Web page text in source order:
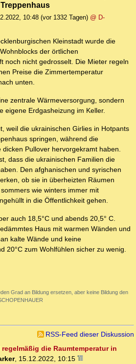
10:48 (vor 1332 Tagen) @ D-
Kleinstadt wurde die
der örtlichen
noch nicht gedrosselt. Die Mieter regeln
Preise die Zimmertemperatur
unten.
zentrale Wärmeversorgung, sondern
eigene Erdgasheizung im Keller.
weil die ukrainischen Girlies in Hotpants
springen, während die
Pullover hervorgekramt haben.
dass die ukrainischen Familien die
Den afghanischen und syrischen
ob sie in überheizten Räumen
wie winters immer mit
in die Öffentlichkeit gehen.
auch 18,5°C und abends 20,5° C.
Haus mit warmen Wänden und
kalte Wände und keine
20°C zum Wohlfühlen sicher zu wenig.
Grad an Bildung ersetzen, aber keine Bildung den
RSS-Feed dieser Diskussion
die Raumtemperatur in
, 15.12.2022, 10:15